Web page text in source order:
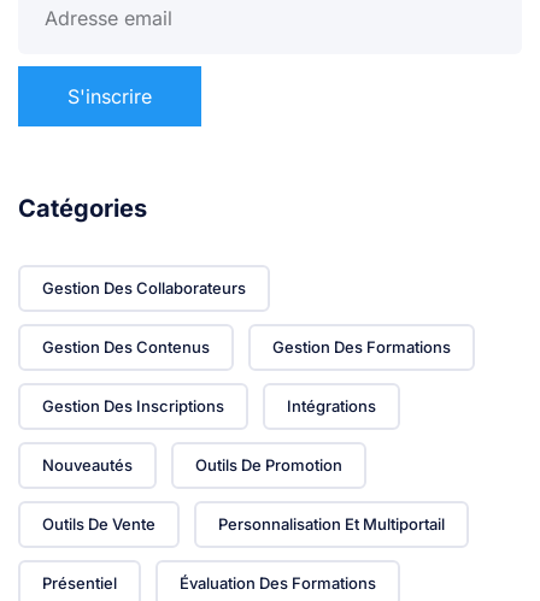
Catégories
Gestion Des Collaborateurs
Gestion Des Contenus Gestion Des Formations
Gestion Des Inscriptions Intégrations
Nouveautés Outils De Promotion
Outils De Vente Personnalisation Et Multiportail
Présentiel Évaluation Des Formations